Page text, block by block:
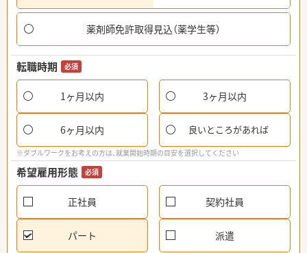
薬剤師免許取得見込（薬学生等）
転職時期 必須
1ヶ月以内 3ヶ月以内
6ヶ月以内 良いところがあれば
※ダブルワークをお考えの方は、就業開始時期の目安を選択してください
希望雇用形態 必須
正社員 契約社員
パート 派遣